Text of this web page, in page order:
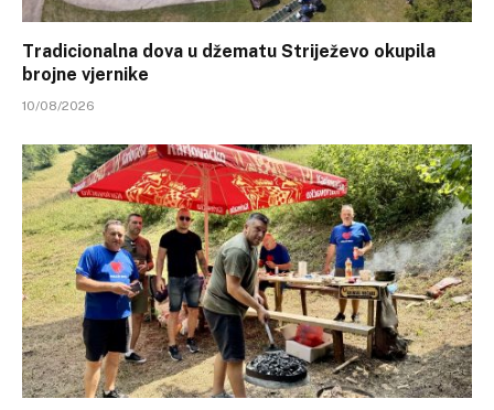
Tradicionalna dova u džematu Striježevo okupila
brojne vjernike
10/08/2026